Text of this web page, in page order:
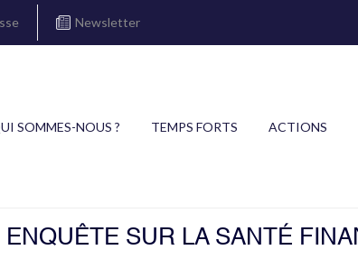
Newsletter
SOMMES-NOUS ? TEMPS FORTS ACTIONS
ENQUÊTE SUR LA SANTÉ